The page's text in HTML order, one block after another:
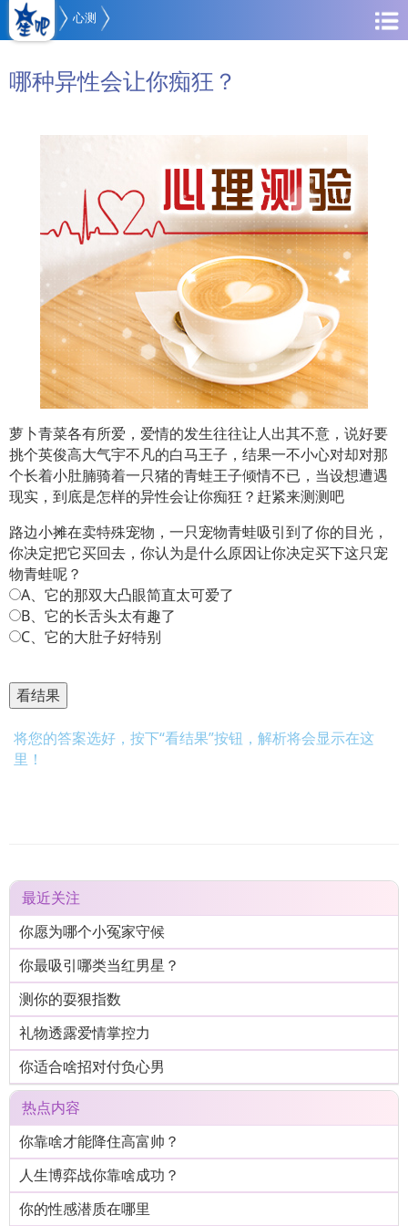
心测
哪种异性会让你痴狂？
萝卜青菜各有所爱，爱情的发生往往让人出其不意，说好要
挑个英俊高大气宇不凡的白马王子，结果一不小心对却对那
个长着小肚腩骑着一只猪的青蛙王子倾情不已，当设想遭遇
现实，到底是怎样的异性会让你痴狂？赶紧来测测吧
路边小摊在卖特殊宠物，一只宠物青蛙吸引到了你的目光，
你决定把它买回去，你认为是什么原因让你决定买下这只宠
物青蛙呢？
A、它的那双大凸眼简直太可爱了
B、它的长舌头太有趣了
C、它的大肚子好特别
将您的答案选好，按下“看结果”按钮，解析将会显示在这
里！
最近关注
你愿为哪个小冤家守候
你最吸引哪类当红男星？
测你的耍狠指数
礼物透露爱情掌控力
你适合啥招对付负心男
热点内容
你靠啥才能降住高富帅？
人生博弈战你靠啥成功？
你的性感潜质在哪里